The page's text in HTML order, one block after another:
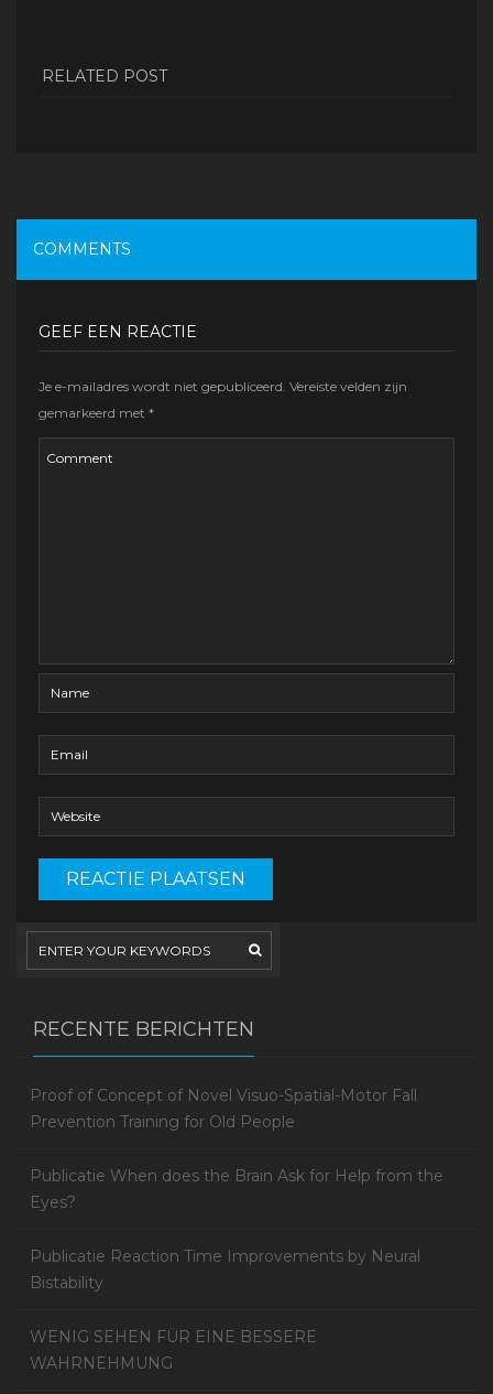
RELATED POST
COMMENTS
GEEF EEN REACTIE
Je e-mailadres wordt niet gepubliceerd. Vereiste velden zijn
gemarkeerd met *
RECENTE BERICHTEN
Proof of Concept of Novel Visuo-Spatial-Motor Fall
Prevention Training for Old People
Publicatie When does the Brain Ask for Help from the
Eyes?
Publicatie Reaction Time Improvements by Neural
Bistability
WENIG SEHEN FÜR EINE BESSERE
WAHRNEHMUNG